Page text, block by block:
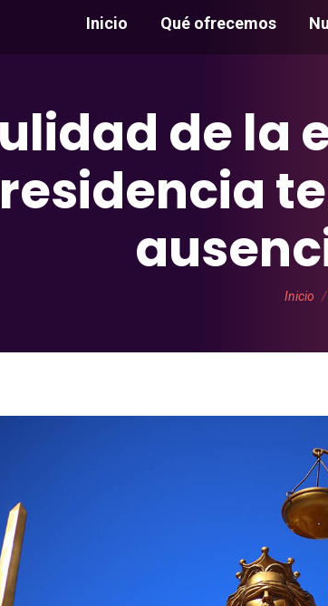
Inicio Qué ofrecemos
de la
residencia
Estás
Inicio